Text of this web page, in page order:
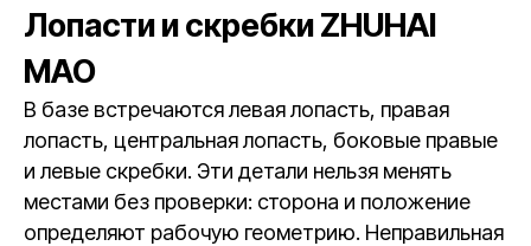
Лопасти и скребки ZHUHAI
MAO
В базе встречаются левая лопасть, правая
лопасть, центральная лопасть, боковые правые
и левые скребки. Эти детали нельзя менять
местами без проверки: сторона и положение
определяют рабочую геометрию. Неправильная